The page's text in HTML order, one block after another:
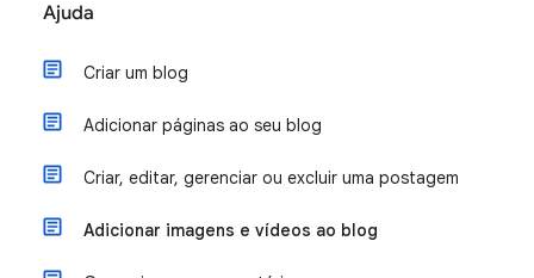
Ajuda
Criar um blog
Adicionar páginas ao seu blog
Criar, editar, gerenciar ou excluir uma postagem
Adicionar imagens e vídeos ao blog